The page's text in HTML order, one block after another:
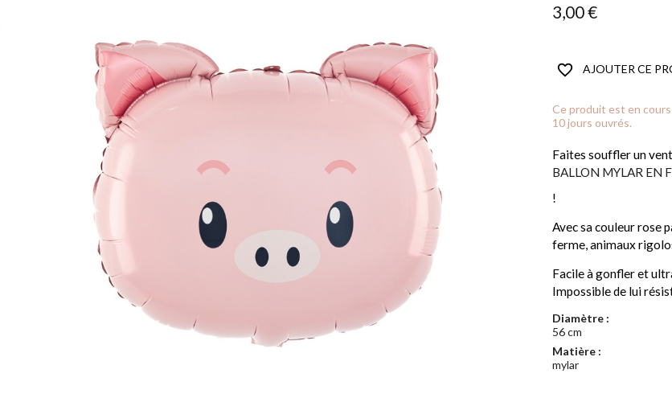
3,00 €
favorite_border AJOUTER CE
Ce produit est en
10 jours ouvrés.
Faites souffler un
BALLON MYLAR EN
!
Avec sa couleur rose
ferme, animaux
Facile à gonfler et
Impossible de lui
Diamètre :
56 cm
Matière :
mylar